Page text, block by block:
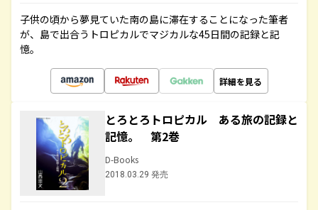
子供の頃から夢見ていた南の島に滞在することになった筆者
が、島で出合うトロピカルでマジカルな45日間の記録と記
憶。
詳細を見る
とろとろトロピカル ある旅の記録と
記憶。 第2巻
D-Books
2018.03.29 発売